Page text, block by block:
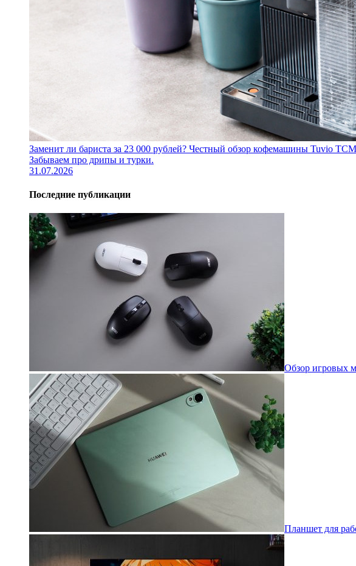
Заменит ли бариста за 23 000 рублей? Честный обзор кофемашины Tuvio
Забываем про дрипы и турки.
31.07.2026
Последние публикации
Обзор игровых
Планшет для